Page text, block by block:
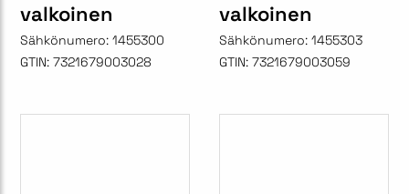
valkoinen
Sähkönumero: 1455300
GTIN: 7321679003028
valkoinen
Sähkönumero: 1455303
GTIN: 7321679003059